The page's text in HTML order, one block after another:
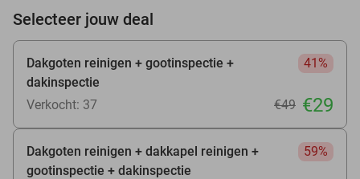
Selecteer jouw deal
Dakgoten reinigen + gootinspectie +
dakinspectie
41%
Verkocht: 37 €49 €29
Dakgoten reinigen + dakkapel reinigen +
gootinspectie + dakinspectie
59%